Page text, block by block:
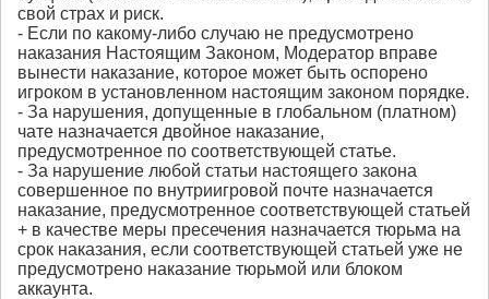
свой страх и риск.
- Если по какому-либо случаю не предусмотрено
наказания Настоящим Законом, Модератор вправе
вынести наказание, которое может быть оспорено
игроком в установленном настоящим законом порядке.
- За нарушения, допущенные в глобальном (платном)
чате назначается двойное наказание,
предусмотренное по соответствующей статье.
- За нарушение любой статьи настоящего закона
совершенное по внутриигровой почте назначается
наказание, предусмотренное соответствующей статьей
+ в качестве меры пресечения назначается тюрьма на
срок наказания, если соответствующей статьей уже не
предусмотрено наказание тюрьмой или блоком
аккаунта.